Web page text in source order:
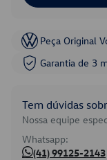
Peça Original
Garantia de 3
Tem dúvidas
Nossa equipe
Whatsapp:
(41) 99125-2143